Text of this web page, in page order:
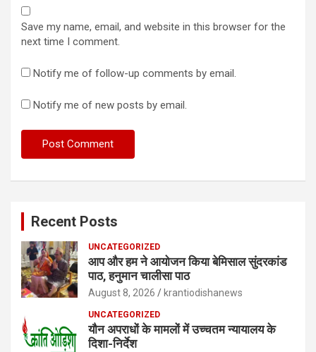
Save my name, email, and website in this browser for the
next time I comment.
Notify me of follow-up comments by email.
Notify me of new posts by email.
Recent Posts
UNCATEGORIZED
आप और हम ने आयोजन किया बेमिसाल सुंदरकांड
पाठ, हनुमान चालीसा पाठ
August 8, 2026 krantiodishanews
UNCATEGORIZED
यौन अपराधों के मामलों में उच्चतम न्यायालय के
दिशा-निर्देश